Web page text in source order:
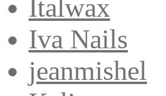
Italwax
Iva Nails
jeanmishel